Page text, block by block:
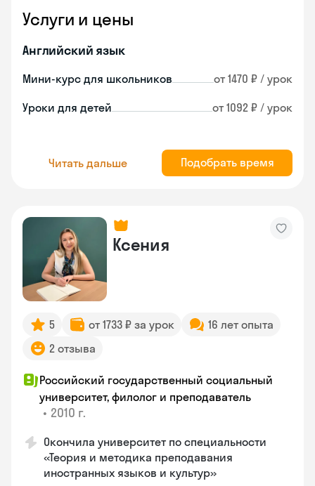
Услуги и цены
Английский язык
Мини-курс для школьников от 1470 ₽ / урок
Уроки для детей от 1092 ₽ / урок
Читать дальше Подобрать время
Ксения
5 от 1733 ₽ за урок
16 лет опыта
2 отзыва
Российский государственный социальный
университет, филолог и преподаватель
• 2010 г.
Окончила университет по специальности
«Теория и методика преподавания
иностранных языков и культур»